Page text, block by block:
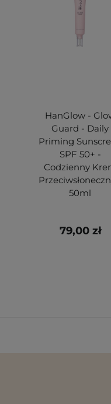
HanGlow -
Guard - Daily
Priming
SPF 50+ -
Codzienny
50ml
79,00 zł